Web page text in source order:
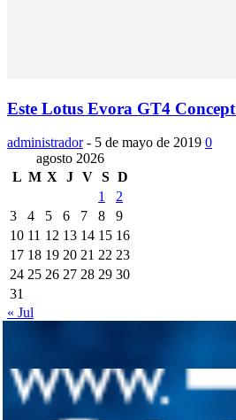
Este Lotus Evora GT4
administrador - 5 de mayo de 2019 0
agosto 2026
L M X J V S D
1
2
3
4 5 6 7 8
9
10 11 12 13 14 15 16
17 18 19 20 21 22 23
24 25 26 27 28 29 30
31
« Jul